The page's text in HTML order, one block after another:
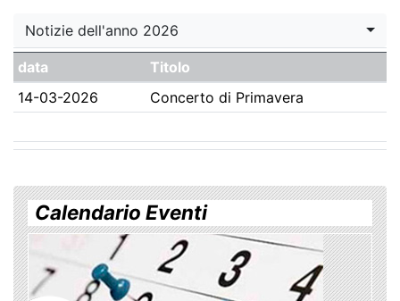
Notizie dell'anno 2026
data
Titolo
14-03-2026
Concerto di Primavera
Calendario Eventi